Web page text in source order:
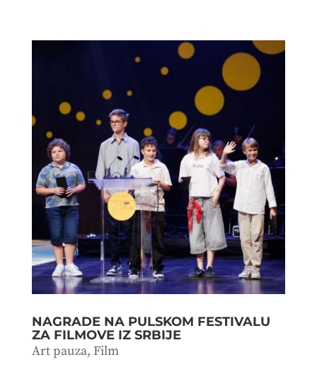
NAGRADE NA PULSKOM FESTIVALU
ZA FILMOVE IZ SRBIJE
Art pauza, Film